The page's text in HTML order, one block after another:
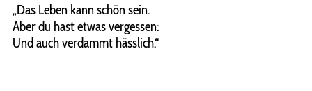
„Das Leben kann schön sein.
Aber du hast etwas vergessen:
Und auch verdammt hässlich.“